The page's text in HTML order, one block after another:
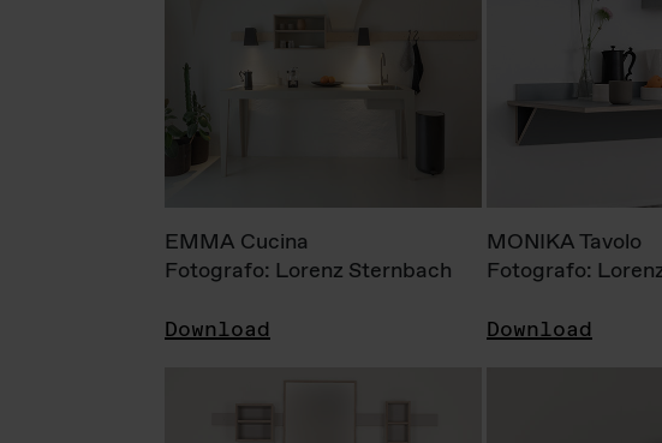
EMMA Cucina
Fotografo: Lorenz Sternbach
Download
MONIKA Tavolo
Fotografo:
Download